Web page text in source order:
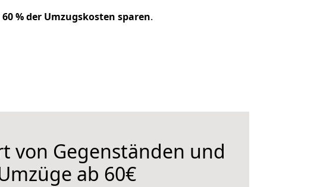
60 % der Umzugskosten sparen.
von Gegenständen und
ab 60€